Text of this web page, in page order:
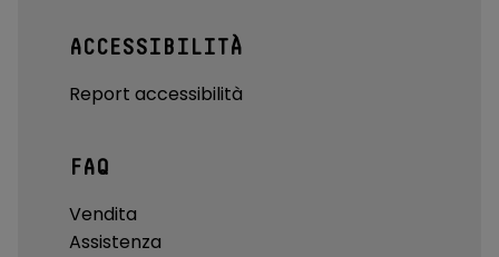
ACCESSIBILITÀ
Report accessibilità
FAQ
Vendita
Assistenza